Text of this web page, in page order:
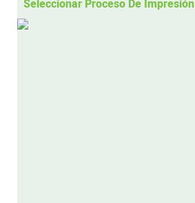
Seleccionar Proceso De Impresión